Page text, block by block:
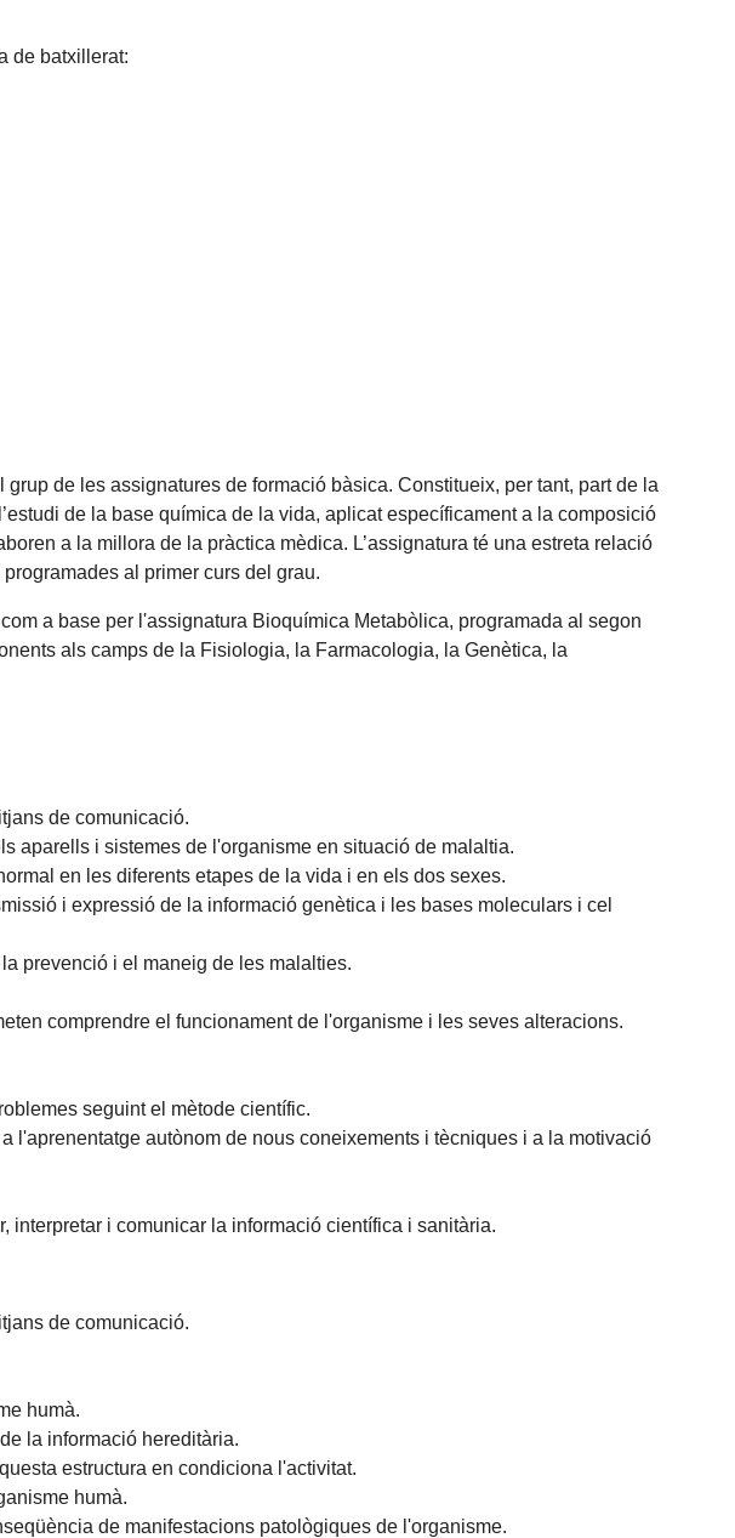
de batxillerat:
de les assignatures de formació bàsica. Constitueix, per tant, part de la
de la base química de la vida, aplicat específicament a la composició
a la millora de la pràctica mèdica. L’assignatura té una estreta relació
al primer curs del grau.
a base per l'assignatura Bioquímica Metabòlica, programada al segon
als camps de la Fisiologia, la Farmacologia, la Genètica, la
de comunicació.
aparells i sistemes de l'organisme en situació de malaltia.
en les diferents etapes de la vida i en els dos sexes.
i expressió de la informació genètica i les bases moleculars i cel
prevenció i el maneig de les malalties.
comprendre el funcionament de l'organisme i les seves alteracions.
seguint el mètode científic.
l'aprenentatge autònom de nous coneixements i tècniques i a la motivació
interpretar i comunicar la informació científica i sanitària.
de comunicació.
humà.
la informació hereditària.
estructura en condiciona l'activitat.
humà.
de manifestacions patològiques de l'organisme.